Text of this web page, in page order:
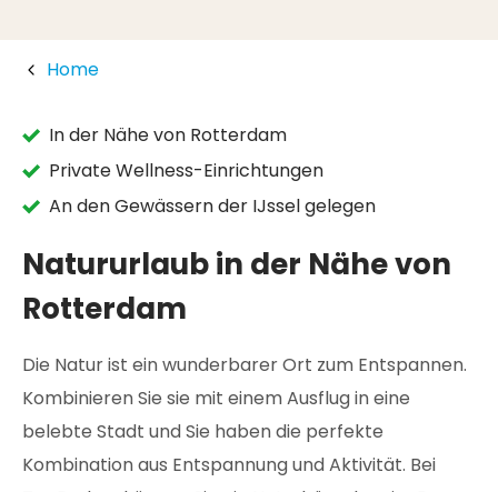
Home
In der Nähe von Rotterdam
Private Wellness-Einrichtungen
An den Gewässern der IJssel gelegen
Natururlaub in der Nähe von
Rotterdam
Die Natur ist ein wunderbarer Ort zum Entspannen.
Kombinieren Sie sie mit einem Ausflug in eine
belebte Stadt und Sie haben die perfekte
Kombination aus Entspannung und Aktivität. Bei